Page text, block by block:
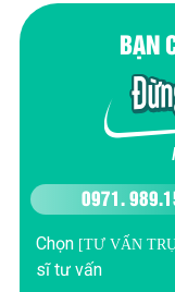
BẠN
0971.
Chọn [TƯ VẤN
sĩ tư vấn